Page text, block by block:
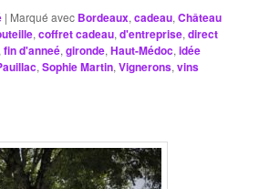
| Marqué avec Bordeaux,cadeau,Château
,coffret cadeau,d'entreprise,direct
,fin d'anneé,gironde,Haut-Médoc,idée
,Sophie Martin,Vignerons,vins